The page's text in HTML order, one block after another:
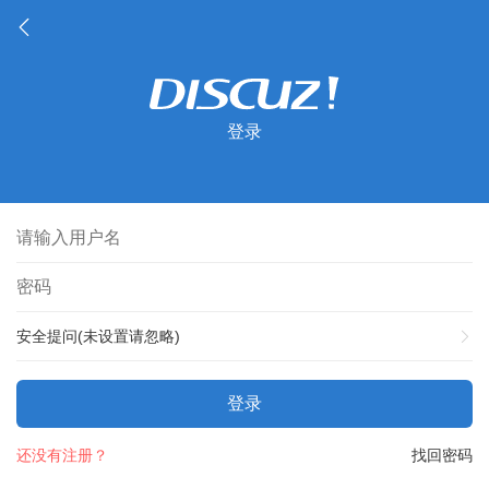
登录
安全提问(未设置请忽略)
登录
找回密码
还没有注册？